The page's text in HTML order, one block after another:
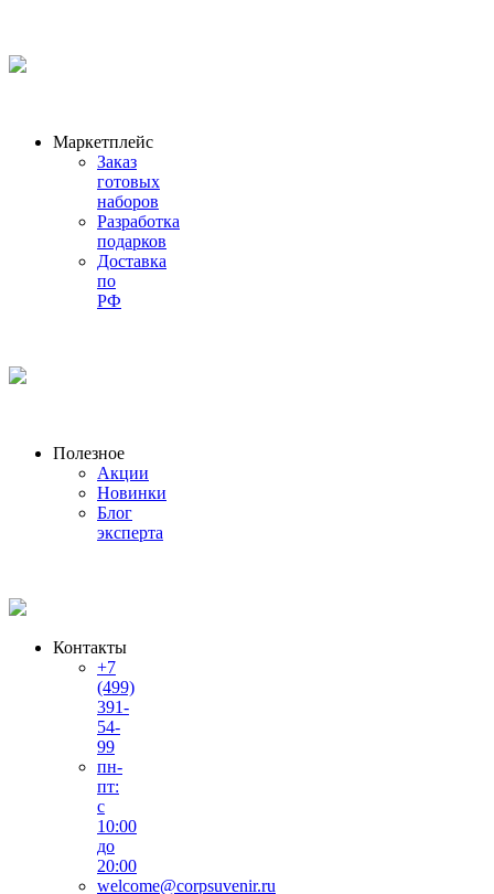
Маркетплейс
Заказ
готовых
наборов
Разработка
подарков
Доставка
по
РФ
Полезное
Акции
Новинки
Блог
эксперта
Контакты
+7
(499)
391-
54-
99
пн-
пт:
с
10:00
до
20:00
welcome@corpsuvenir.ru